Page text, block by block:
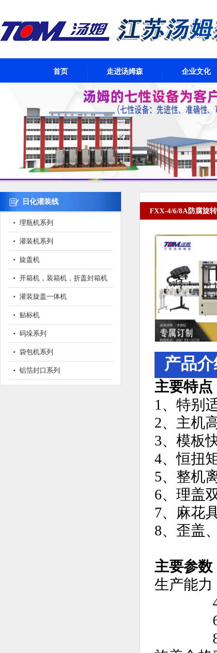
首页 走进汤姆森 企业文化
日化灌装线
• 理瓶机系列
• 灌装机系列
• 旋盖机
• 开箱机，装箱机，折盖封箱机
• 灌装旋盖一体机
• 贴标机
• 码垛系列
• 袋包机系列
• 铝箔封口系列
FXX-4/6/8A防腐旋
产品
主要特点
1、特别
2、主机
3、模板
4、恒扭
5、整机
6、理盖
7、麻花
8、歪盖
主要参数
生产能
4头：
6头：
8头：